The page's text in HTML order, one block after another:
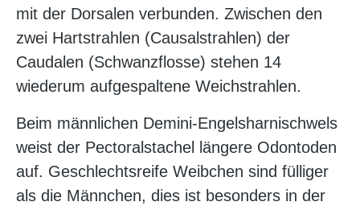
mit der Dorsalen verbunden. Zwischen den
zwei Hartstrahlen (Causalstrahlen) der
Caudalen (Schwanzflosse) stehen 14
wiederum aufgespaltene Weichstrahlen.
Beim männlichen Demini-Engelsharnischwels
weist der Pectoralstachel längere Odontoden
auf. Geschlechtsreife Weibchen sind fülliger
als die Männchen, dies ist besonders in der